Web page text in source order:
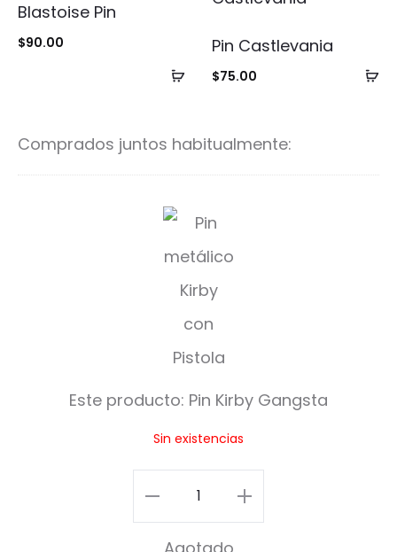
Añadir
Blastoise Pin
$90.00 Pin Castlevania
$75.00
Comprados juntos habitualmente:
P
i
n
K
i
y
a
Este producto: Pin Kirby Gangsta
Sin existencias
Pin
Kirby